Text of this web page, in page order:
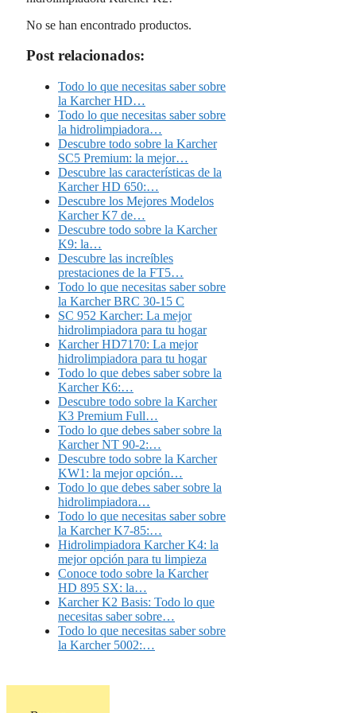
No se han encontrado productos.
Post relacionados:
Todo lo que necesitas saber sobre
la Karcher HD…
Todo lo que necesitas saber sobre
la hidrolimpiadora…
Descubre todo sobre la Karcher
SC5 Premium: la mejor…
Descubre las características de la
Karcher HD 650:…
Descubre los Mejores Modelos
Karcher K7 de…
Descubre todo sobre la Karcher
K9: la…
Descubre las increíbles
prestaciones de la FT5…
Todo lo que necesitas saber sobre
la Karcher BRC 30-15 C
SC 952 Karcher: La mejor
hidrolimpiadora para tu hogar
Karcher HD7170: La mejor
hidrolimpiadora para tu hogar
Todo lo que debes saber sobre la
Karcher K6:…
Descubre todo sobre la Karcher
K3 Premium Full…
Todo lo que debes saber sobre la
Karcher NT 90-2:…
Descubre todo sobre la Karcher
KW1: la mejor opción…
Todo lo que debes saber sobre la
hidrolimpiadora…
Todo lo que necesitas saber sobre
la Karcher K7-85:…
Hidrolimpiadora Karcher K4: la
mejor opción para tu limpieza
Conoce todo sobre la Karcher
HD 895 SX: la…
Karcher K2 Basis: Todo lo que
necesitas saber sobre…
Todo lo que necesitas saber sobre
la Karcher 5002:…